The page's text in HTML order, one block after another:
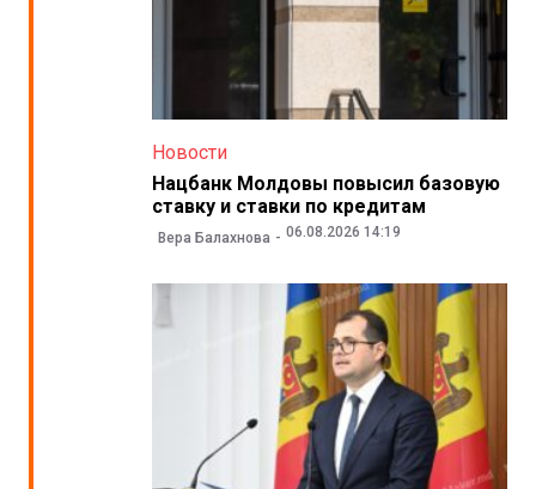
Новости
Нацбанк Молдовы повысил базовую
ставку и ставки по кредитам
Вера Балахнова 06.08.2026 14:19